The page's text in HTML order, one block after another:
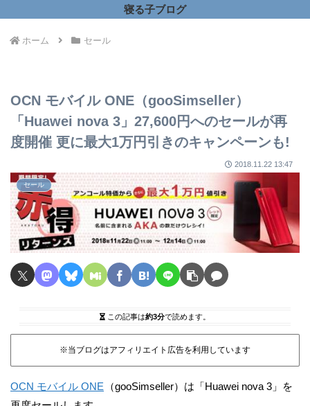
寝る子ブログ
ホーム セール
OCN モバイル ONE（gooSimseller）
「Huawei nova 3」27,600円へのセールが再
度開催 更に最大1万円引きのキャンペーンも!
2018.11.22 13:47
セール
この記事は約3分で読めます。
※当ブログはアフィリエイト広告を利用しています
OCN モバイル ONE
（gooSimseller）は「Huawei nova 3」を